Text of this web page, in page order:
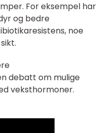
For eksempel har
og bedre
noe
debatt om mulige
veksthormoner.